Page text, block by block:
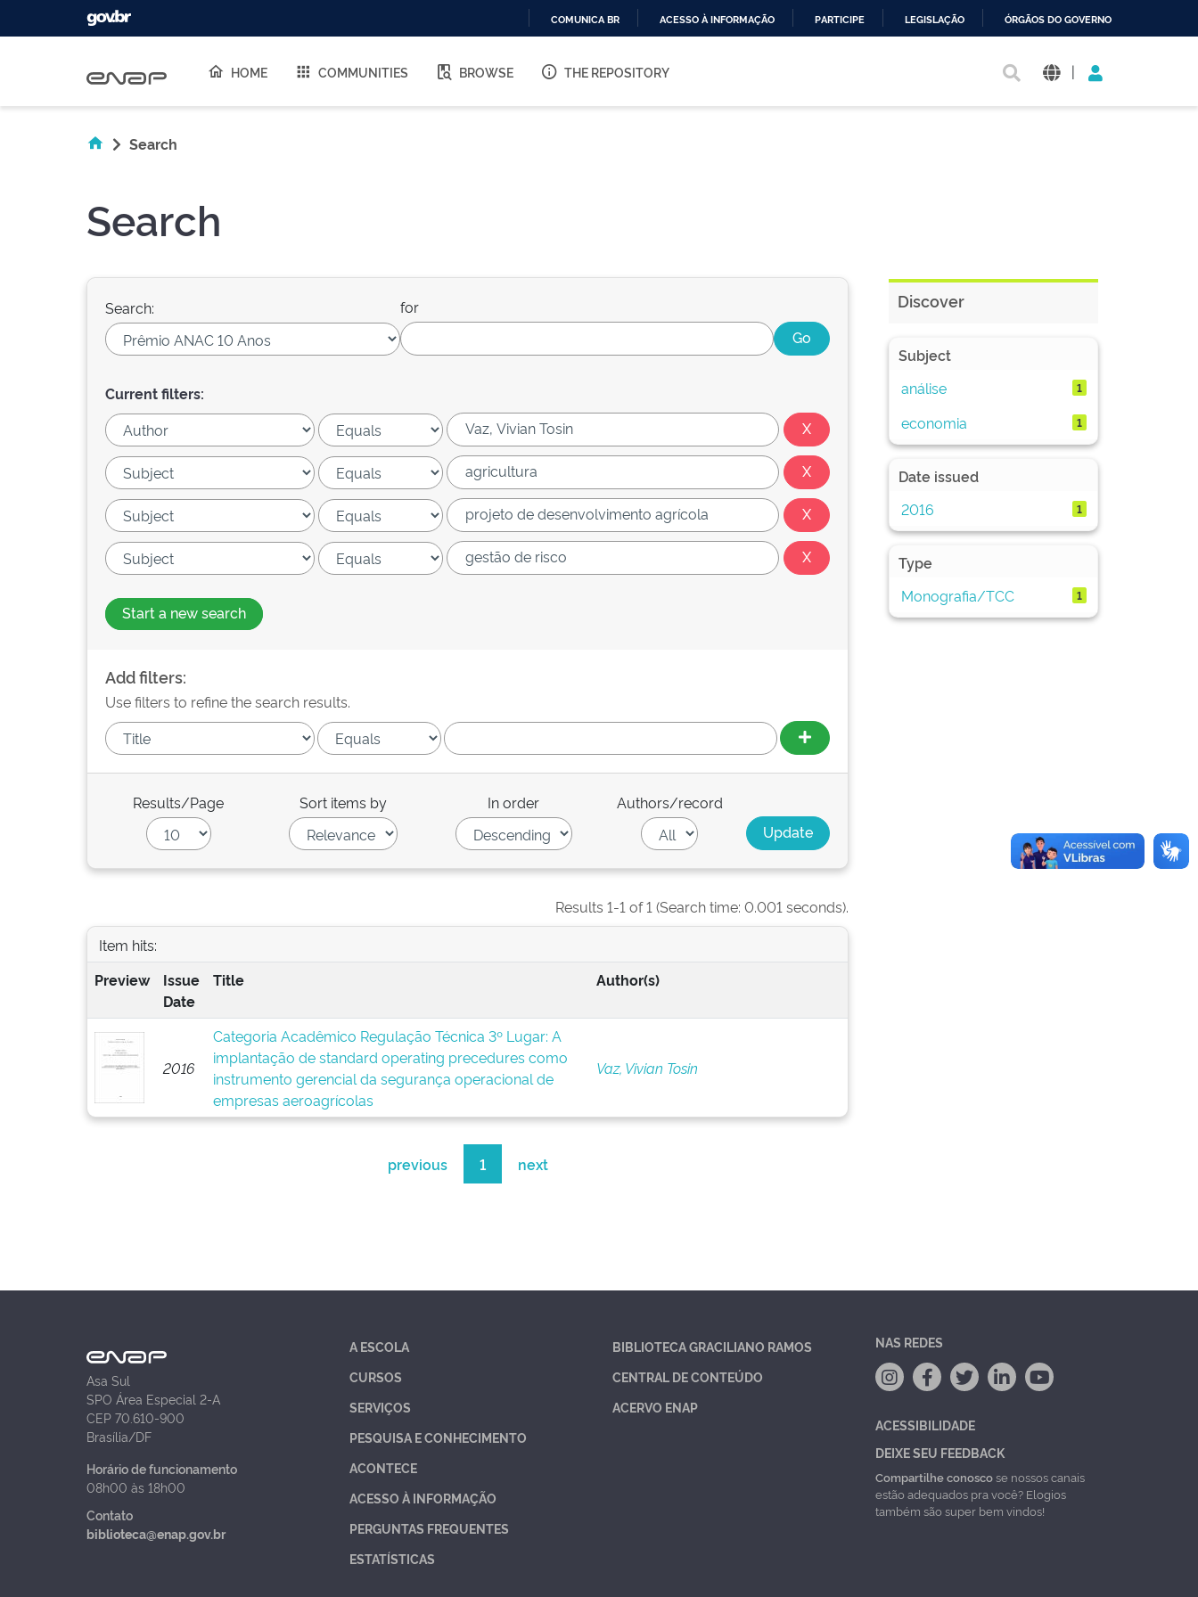
O
COMUNICA BR ACESSO À INFORMAÇÃO PARTICIPE LEGISLAÇÃO ÓRGÃOS DO GOVERNO
HOME COMMUNITIES BROWSE THE REPOSITORY |
Search
Search
Search: for
Current filters:
Start a new search
Add filters:
Use filters to refine the search results.
Results/Page Sort items by In order Authors/record
Results 1-1 of 1 (Search time: 0.001 seconds).
Item hits:
Preview
Issue
Date
Title Author(s)
2016
Categoria Acadêmico Regulação Técnica 3º Lugar: A
implantação de standard operating precedures como
instrumento gerencial da segurança operacional de
empresas aeroagrícolas
Vaz, Vivian Tosin
previous 1 next
Discover
Subject
análise
1
economia 1
Date issued
2016
1
Type
Monografia/TCC
1
Asa Sul
SPO Área Especial 2-A
CEP 70.610-900
Brasília/DF
Horário de funcionamento
08h00 às 18h00
Contato
biblioteca@enap.gov.br
A ESCOLA
CURSOS
SERVIÇOS
PESQUISA E CONHECIMENTO
ACONTECE
ACESSO À INFORMAÇÃO
PERGUNTAS FREQUENTES
ESTATÍSTICAS
BIBLIOTECA GRACILIANO RAMOS
CENTRAL DE CONTEÚDO
ACERVO ENAP
NAS REDES
ACESSIBILIDADE
DEIXE SEU FEEDBACK
Compartilhe conoscose nossos canais
estão adequados pra você? Elogios
também são super bem vindos!